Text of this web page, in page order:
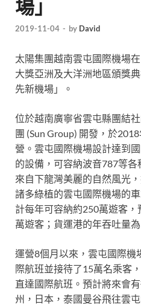
場」
2019-11-04 - by David
太陽集團越南雲屯國際機場
大獎亞洲及大洋洲地區頒獎
先新機場」。
位於越南廣寧省雲屯縣團結
團 (Sun Group) 開發，於
營。雲屯國際機場設計達到
的設備，可容納波音787等
來自下龍灣美麗的自然風光
諸多綠植的雲屯國際機場的
計每年可容納約250萬遊客
萬遊客；貨運港的年吞吐量
運營8個月以來，雲屯國際機
際航班並接待了15萬名乘客
直達國際航班。預計將來會
州，日本，泰國曼谷飛往雲